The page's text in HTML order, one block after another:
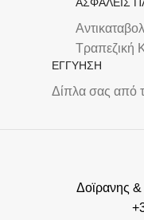
Τραπεζική
ΕΓΓΥΗΣΗ
Δίπλα σας από
Δοϊρανης